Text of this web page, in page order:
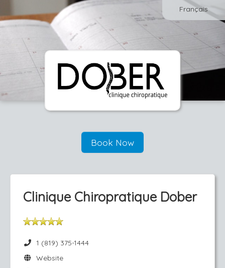
Français
Book Now
Clinique Chiropratique Dober
1 (819) 375-1444
Website